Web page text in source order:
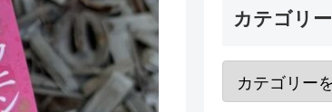
カテゴリー